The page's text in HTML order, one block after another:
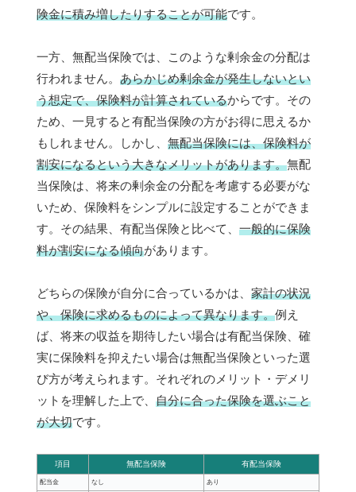
険金に積み増したりすることが可能です。
一方、無配当保険では、このような剰余金の分配は
行われません。 あらかじめ剰余金が発生しないとい
う想定で、保険料が計算されているからです。その
ため、一見すると有配当保険の方がお得に思えるか
もしれません。しかし、 無配当保険には、保険料が
割安になるという大きなメリットがあります。無配
当保険は、将来の剰余金の分配を考慮する必要がな
いため、保険料をシンプルに設定することができま
す。その結果、有配当保険と比べて、 一般的に保険
料が割安になる傾向があります。
どちらの保険が自分に合っているかは、 家計の状況
や、保険に求めるものによって異なります。例え
ば、将来の収益を期待したい場合は有配当保険、確
実に保険料を抑えたい場合は無配当保険といった選
び方が考えられます。それぞれのメリット・デメリ
ットを理解した上で、 自分に合った保険を選ぶこと
が大切です。
項目 無配当保険 有配当保険
配当金 なし あり